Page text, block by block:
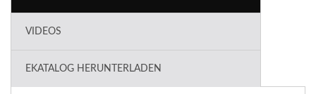
VIDEOS
EKATALOG HERUNTERLADEN